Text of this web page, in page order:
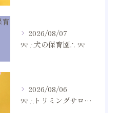
2026/08/07
୨୧ ∴犬の保育園∴ ୨୧
2026/08/06
୨୧ ∴トリミングサロン∴ ୨୧